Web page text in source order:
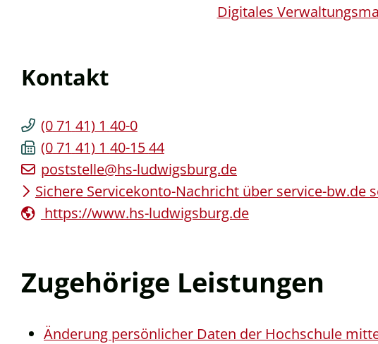
Digitales
Kontakt
(071 41) 1 40-0
(071 41) 1 40-1544
poststelle@hs-ludwigsburg.de
Sichere Servicekonto-Nachricht über service-bw.de
https://www.hs-ludwigsburg.de
Zugehörige Leistungen
Änderung persönlicher Daten der Hochschule